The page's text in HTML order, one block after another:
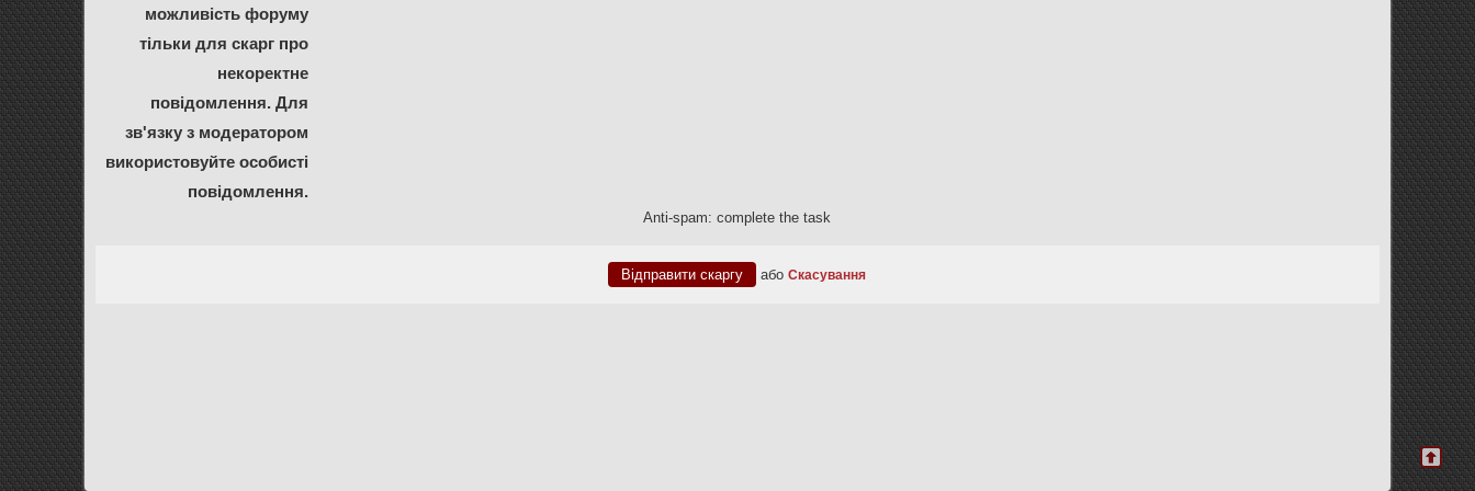
можливість форуму
тільки для скарг про
некоректне
повідомлення. Для
зв'язку з модератором
використовуйте особисті
повідомлення.
Anti-spam: complete the task
абоСкасування